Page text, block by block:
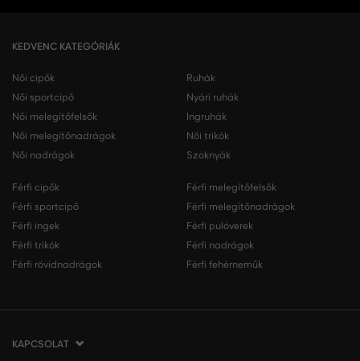
KEDVENC KATEGÓRIÁK
Női cipők
Női sportcipő
Női melegítőfelsők
Női melegítőnadrágok
Női nadrágok
Ruhák
Nyári ruhák
Ingruhák
Női trikók
Szoknyák
Férfi cipők
Férfi sportcipő
Férfi ingek
Férfi trikók
Férfi rövidnadrágok
Férfi melegítőfelsők
Férfi melegítőnadrágok
Férfi pulóverek
Férfi nadrágok
Férfi fehérneműk
KAPCSOLAT